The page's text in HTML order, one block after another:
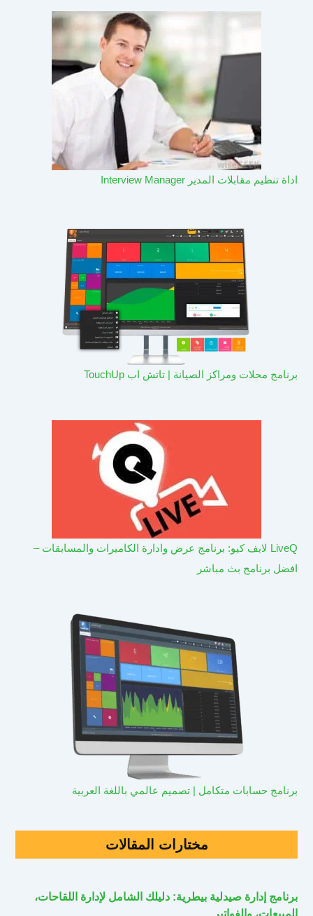
اداة تنظيم مقابلات المدير Interview Manager
برنامج محلات ومراكز الصيانة | تاتش اب TouchUp
LiveQ لايف كيو: برنامج عرض وادارة الكاميرات والمسابقات –
افضل برنامج بث مباشر
برنامج حسابات متكامل | تصميم عالمي باللغة العربية
مختارات المقالات
برنامج إدارة صيدلية بيطرية: دليلك الشامل لإدارة اللقاحات،